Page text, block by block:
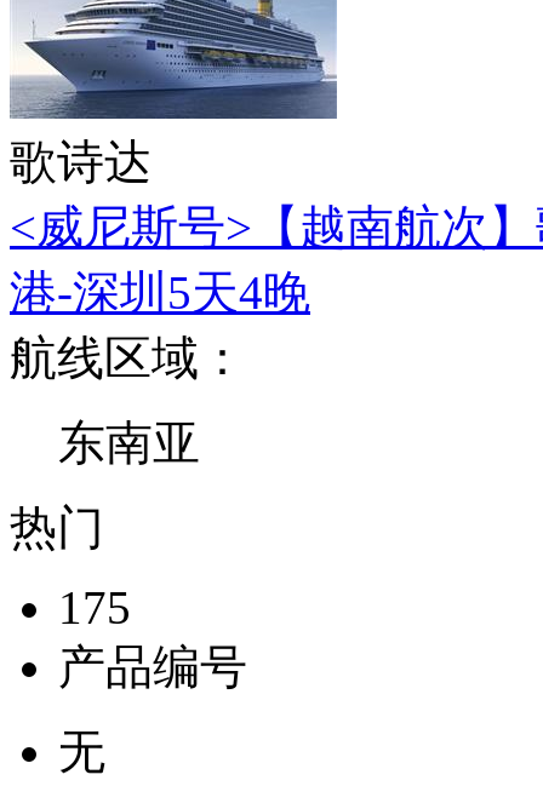
歌诗达
<威尼斯号>【越南航次
港-深圳5天4晚
航线区域：
东南亚
热门
175
产品编号
无